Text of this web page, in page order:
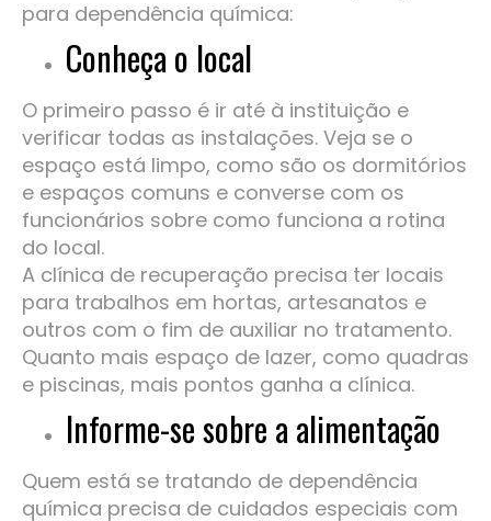
para dependência química:
Conheça o local
O primeiro passo é ir até à instituição e
verificar todas as instalações. Veja se o
espaço está limpo, como são os dormitórios
e espaços comuns e converse com os
funcionários sobre como funciona a rotina
do local.
A clínica de recuperação precisa ter locais
para trabalhos em hortas, artesanatos e
outros com o fim de auxiliar no tratamento.
Quanto mais espaço de lazer, como quadras
e piscinas, mais pontos ganha a clínica.
Informe-se sobre a alimentação
Quem está se tratando de dependência
química precisa de cuidados especiais com